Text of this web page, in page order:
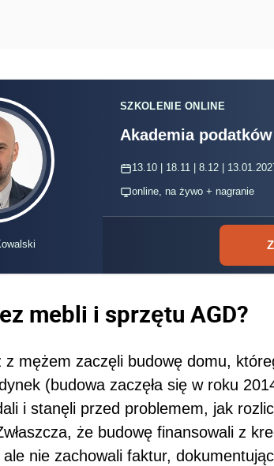
SZKOLENIE ONLINE
Akademia
13.10 | 18.11 | 8.12 |
online, na żywo + nagranie
mebli i sprzętu AGD?
z mężem zaczęli budowę domu,
(budowa zaczęła się w roku
i stanęli przed problemem, jak
że budowę finansowali z
nie zachowali faktur,